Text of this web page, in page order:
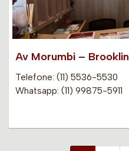
Av Morumbi – Brooklin
Telefone: (11) 5536-5530
Whatsapp: (11) 99875-5911